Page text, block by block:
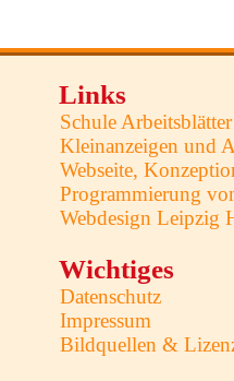
Links
Schule
Kleinanzeigen und
Webseite,
Programmierung
Webdesign Leipzig
Wichtiges
Datenschutz
Impressum
Bildquellen &